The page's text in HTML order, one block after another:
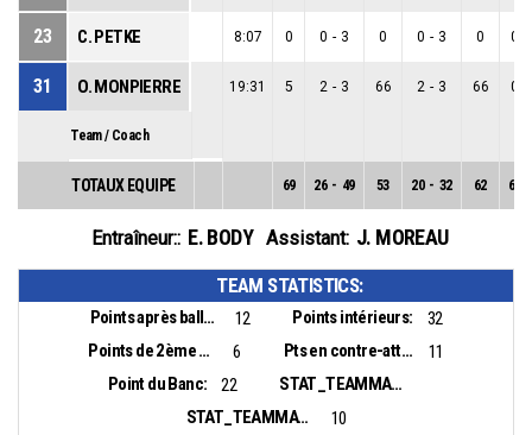
23 C. PETKE 8:07 0 0 - 3 0 0 - 3 0 0
31 O. MONPIERRE 19:31 5 2 - 3 66 2 - 3 66 0
Team / Coach
TOTAUX EQUIPE 69 26 - 49 53 20 - 32 62 6
Entraîneur:: E. BODY Assistant: J. MOREAU
TEAM STATISTICS:
Points après balles perdues: 12 Points intérieurs:
32
Points de 2ème chance:
6 Pts en contre-attaque:
11
Point du Banc:
22
STAT_TEAMMATCH_BASKETBALL_sBiggestLead_NAME:
STAT_TEAMMATCH_BASKETBALL_sBiggestScoringRun_NAME:
10